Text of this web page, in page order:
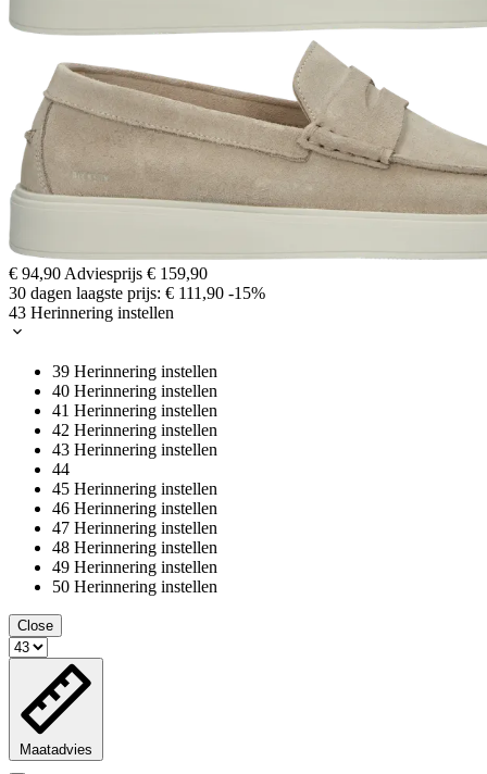
€ 94,90 Adviesprijs € 159,90
30 dagen laagste prijs: € 111,90 -15%
43 Herinnering instellen
39 Herinnering instellen
40 Herinnering instellen
41 Herinnering instellen
42 Herinnering instellen
43 Herinnering instellen
44
45 Herinnering instellen
46 Herinnering instellen
47 Herinnering instellen
48 Herinnering instellen
49 Herinnering instellen
50 Herinnering instellen
Close
Maatadvies